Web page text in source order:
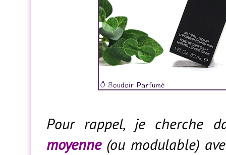
Pour rappel, je cherche
moyenne (ou modulable)